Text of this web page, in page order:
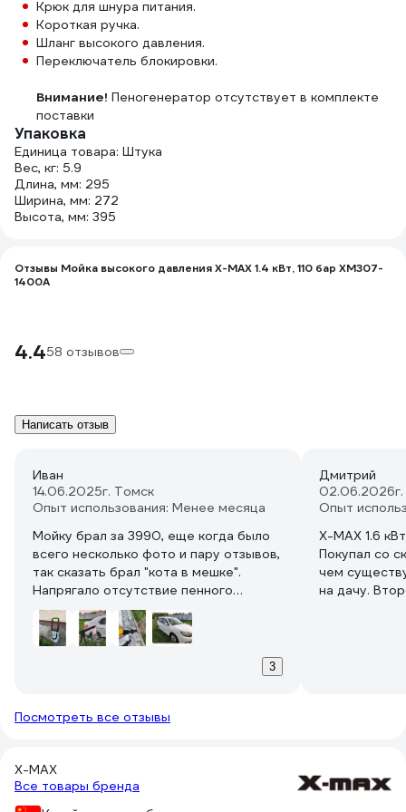
Крюк для шнура питания.
Короткая ручка.
Шланг высокого давления.
Переключатель блокировки.
Внимание! Пеногенератор отсутствует в комплекте
поставки
Упаковка
Единица товара: Штука
Вес, кг: 5.9
Длина, мм: 295
Ширина, мм: 272
Высота, мм: 395
Отзывы Мойка высокого давления X-MAX 1.4 кВт, 110 бар XM307-
1400A
4.458 отзывов
Написать отзыв
Иван
14.06.2025г. Томск
Опыт использования: Менее месяца
Мойку брал за 3990, еще когда было
всего несколько фото и пару отзывов,
так сказать брал "кота в мешке".
Напрягало отсутствие пенного
насадка в комплекте, но по фото
пистолета решил попробовать пенник
от Huter'а и не прогадал, сел как
родной. С пенным насадком работает
хорошо, давления вполне хватает,
профессиональной автомойке, но она
и не претендует на это звание, тем
более за такие деньги), в компактном
3
Дмитрий
02.06.2026
Опыт
X-MAX 1.6
Покупал со
чем
на дачу.
распыл -
"точкой"
Посмотреть все отзывы
X-MAX
Все товары бренда